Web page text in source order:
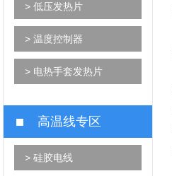
> 低压发热片
> 温度控制器
> 电热手套发热片
高温线专区
> 硅胶电线